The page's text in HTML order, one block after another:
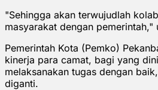
"Sehingga akan terwujudlah
masyarakat dengan pemerintah,"
Pemerintah Kota (Pemko)
kinerja para camat, bagi yang
melaksanakan tugas dengan
diganti.